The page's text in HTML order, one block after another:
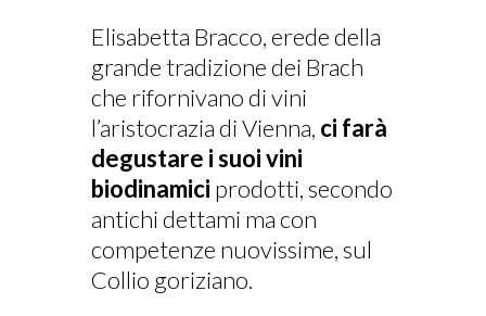
Elisabetta Bracco, erede della
grande tradizione dei Brach
che rifornivano di vini
l’aristocrazia di Vienna, ci farà
degustare i suoi vini
biodinamici prodotti, secondo
antichi dettami ma con
competenze nuovissime, sul
Collio goriziano.